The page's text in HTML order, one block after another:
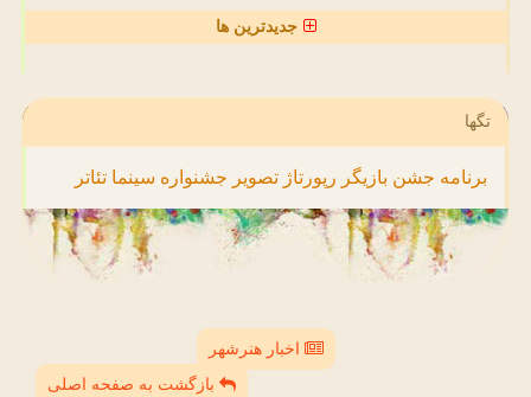
جدیدترین ها
تگها
برنامه جشن بازیگر رپورتاژ تصویر جشنواره سینما تئاتر
اخبار هنرشهر
بازگشت به صفحه اصلی